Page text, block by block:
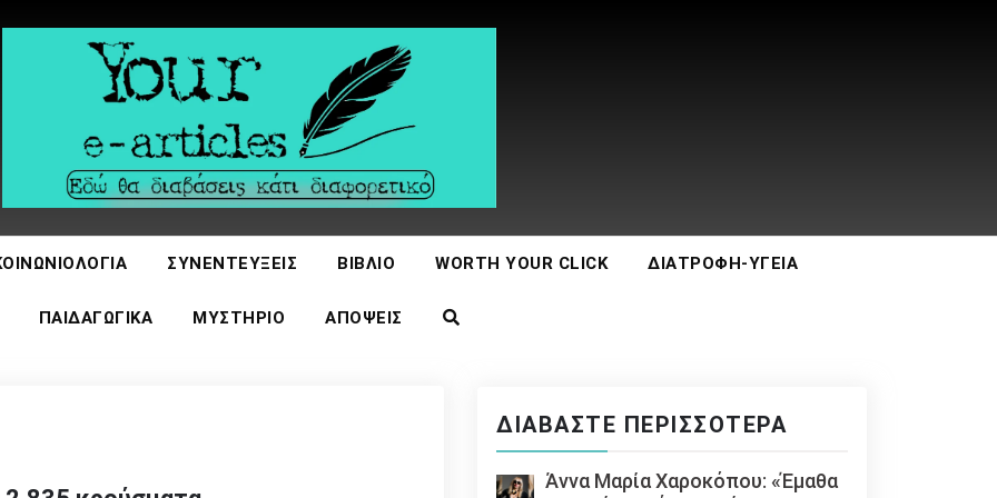
ΣΥΝΕΝΤΕΎΞΕΙΣ ΒΙΒΛΊΟ WORTH YOUR CLICK ΔΙΑΤΡΟΦΉ-ΥΓΕΊΑ
ΠΑΙΔΑΓΩΓΙΚΆ ΜΥΣΤΉΡΙΟ ΑΠΌΨΕΙΣ
ΔΙΑΒΆΣΤΕ ΠΕΡΙΣΣΌΤΕΡΑ
Άννα Μαρία Χαροκόπου: «Έμαθα